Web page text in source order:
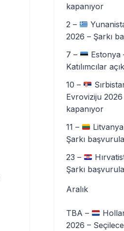
kapanıyor
2 –
2026 – Şarkı
7 –
Estonya
Katılımcılar
10 –
Evroviziju 2026
kapanıyor
11 –
Şarkı
23 –
Şarkı
Aralık
TBA –
2026 –